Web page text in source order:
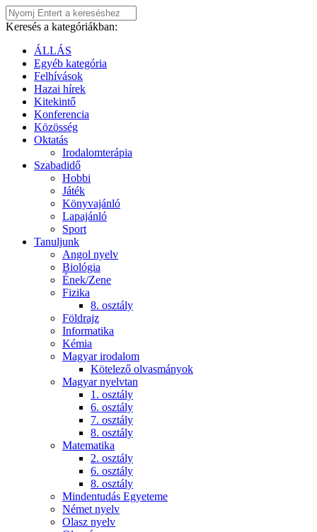
Keresés a kategóriákban:
ÁLLÁS
Egyéb kategória
Felhívások
Hazai hírek
Kitekintő
Konferencia
Közösség
Oktatás
Irodalomterápia
Szabadidő
Hobbi
Játék
Könyvajánló
Lapajánló
Sport
Tanuljunk
Angol nyelv
Biológia
Ének/Zene
Fizika
8. osztály
Földrajz
Informatika
Kémia
Magyar irodalom
Kötelező olvasmányok
Magyar nyelvtan
1. osztály
6. osztály
7. osztály
8. osztály
Matematika
2. osztály
6. osztály
8. osztály
Mindentudás Egyeteme
Német nyelv
Olasz nyelv